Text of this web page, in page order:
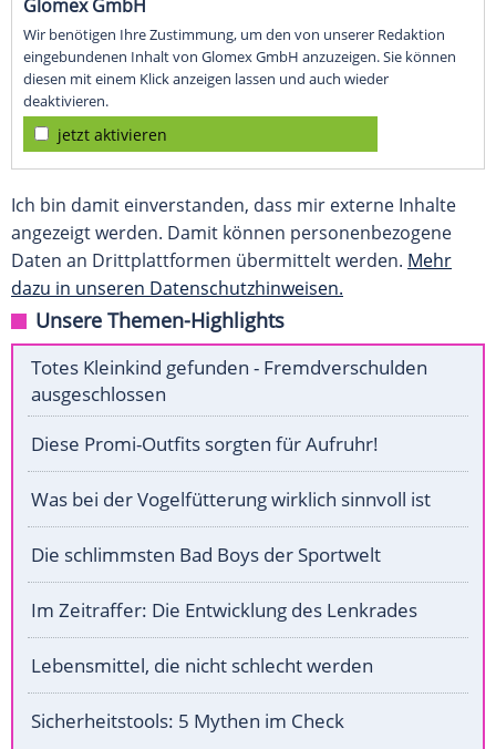
Glomex GmbH
Wir benötigen Ihre Zustimmung, um den von unserer Redaktion
eingebundenen Inhalt von Glomex GmbH anzuzeigen. Sie können
diesen mit einem Klick anzeigen lassen und auch wieder
deaktivieren.
jetzt aktivieren
Ich bin damit einverstanden, dass mir externe Inhalte
angezeigt werden. Damit können personenbezogene
Daten an Drittplattformen übermittelt werden. Mehr
dazu in unseren Datenschutzhinweisen.
Unsere Themen-Highlights
Totes Kleinkind gefunden - Fremdverschulden
ausgeschlossen
Diese Promi-Outfits sorgten für Aufruhr!
Was bei der Vogelfütterung wirklich sinnvoll ist
Die schlimmsten Bad Boys der Sportwelt
Im Zeitraffer: Die Entwicklung des Lenkrades
Lebensmittel, die nicht schlecht werden
Sicherheitstools: 5 Mythen im Check